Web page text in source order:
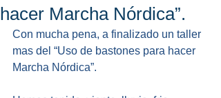
hacer Marcha Nórdica”.
Con mucha pena, a finalizado un taller
mas del “Uso de bastones para hacer
Marcha Nórdica”.